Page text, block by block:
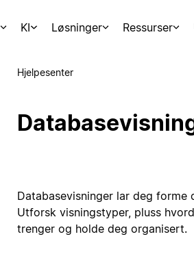
KI Løsninger Ressurser
Hjelpesenter
Databasevisninger lar deg forme
Utforsk visningstyper, pluss
trenger og holde deg organisert.